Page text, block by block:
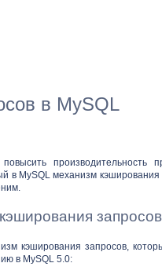
в MySQL
производительность
в MySQL механизм
кэширования запросов,
в MySQL 5.0: